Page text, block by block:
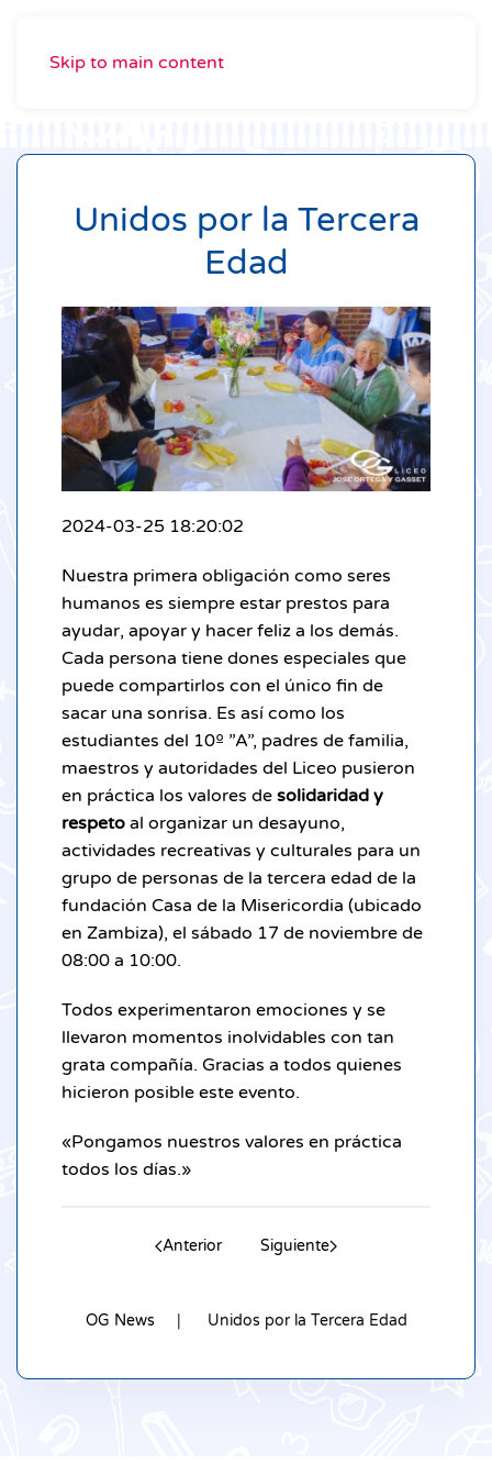
Skip to main content
Unidos por la Tercera
Edad
2024-03-25 18:20:02
Nuestra primera obligación como seres
humanos es siempre estar prestos para
ayudar, apoyar y hacer feliz a los demás.
Cada persona tiene dones especiales que
puede compartirlos con el único fin de
sacar una sonrisa. Es así como los
estudiantes del 10º ”A”, padres de familia,
maestros y autoridades del Liceo pusieron
en práctica los valores de solidaridad y
respeto al organizar un desayuno,
actividades recreativas y culturales para un
grupo de personas de la tercera edad de la
fundación Casa de la Misericordia (ubicado
en Zambiza), el sábado 17 de noviembre de
08:00 a 10:00.
Todos experimentaron emociones y se
llevaron momentos inolvidables con tan
grata compañía. Gracias a todos quienes
hicieron posible este evento.
«Pongamos nuestros valores en práctica
todos los días.»
Anterior Siguiente
OG News Unidos por la Tercera Edad